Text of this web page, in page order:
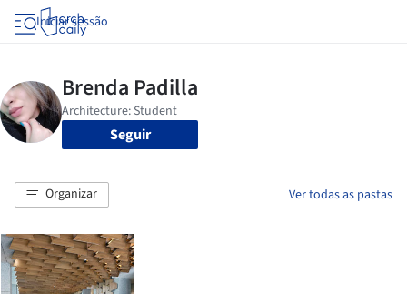
Iniciar sessão
Seguir
Organizar Ver todas as pastas